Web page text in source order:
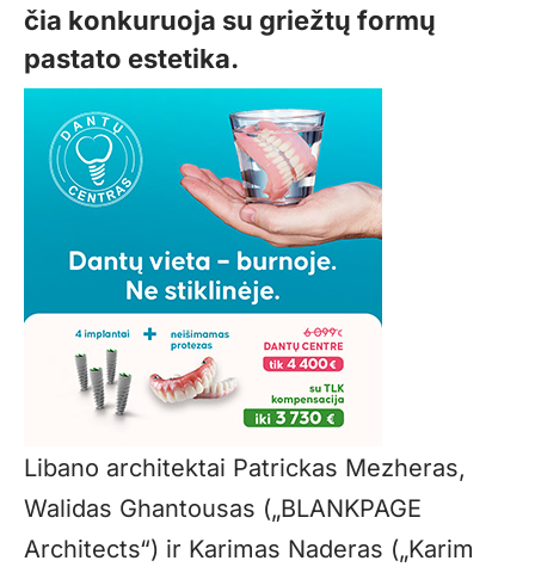
čia konkuruoja su griežtų formų
pastato estetika.
Libano architektai Patrickas Mezheras,
Walidas Ghantousas („BLANKPAGE
Architects“) ir Karimas Naderas („Karim